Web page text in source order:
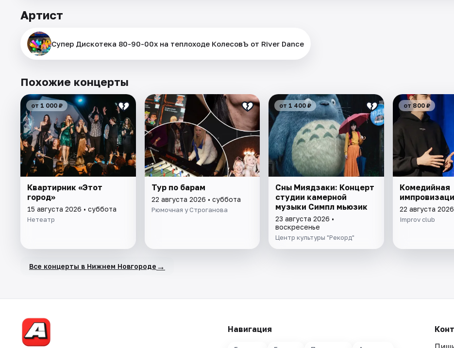
Артист
Супер Дискотека 80-90-00х на теплоходе КолесовЪ от River Dance
Похожие концерты
от 1 000 ₽
Квартирник «Этот
город»
15 августа 2026 • суббота
Нетеатр
Тур по барам
22 августа 2026 • суббота
Рюмочная у Строганова
от 1 400 ₽
Сны Миядзаки: Концерт
студии камерной
музыки Симпл мьюзик
23 августа 2026 •
воскресенье
Центр культуры "Рекорд"
от 800 ₽
Комедийная
22 августа
Improv club
Все концерты в Нижнем Новгороде →
Навигация